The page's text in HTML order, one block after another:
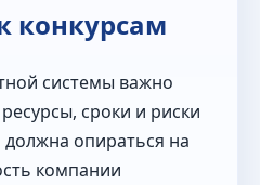
конкурсам
системы важно
сроки и риски
должна опираться на
компании